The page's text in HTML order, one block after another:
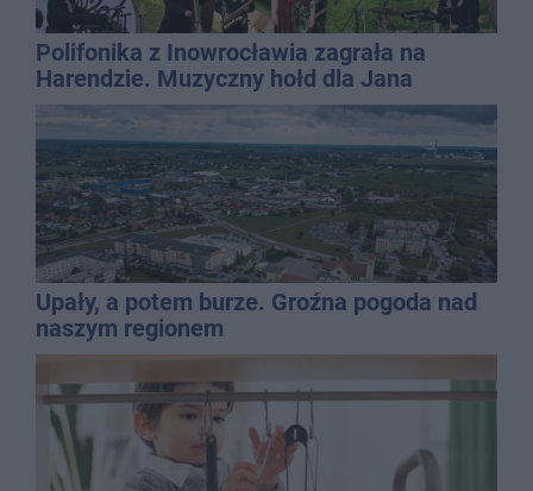
Polifonika z Inowrocławia zagrała na
Harendzie. Muzyczny hołd dla Jana
Kasprowicza
Upały, a potem burze. Groźna pogoda nad
naszym regionem